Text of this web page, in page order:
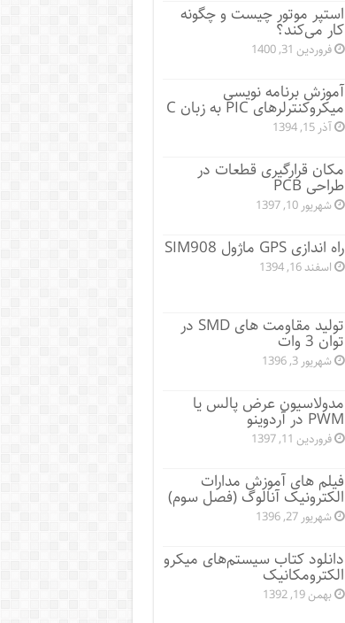
استپر موتور چیست و چگونه
کار می‌کند؟
فروردین 31, 1400
آموزش برنامه نویسی
میکروکنترلرهای PIC به زبان C
آذر 15, 1394
مکان قرارگیری قطعات در
طراحی PCB
شهریور 10, 1397
راه اندازی GPS ماژول SIM908
اسفند 16, 1394
تولید مقاومت های SMD در
توان 3 وات
شهریور 3, 1396
مدولاسیون عرض پالس یا
PWM در آردوینو
فروردین 11, 1397
فیلم های آموزش مدارات
الکترونیک آنالوگ (فصل سوم)
شهریور 27, 1396
دانلود کتاب سیستم‌های میکرو
الکترومکانیک
بهمن 19, 1392